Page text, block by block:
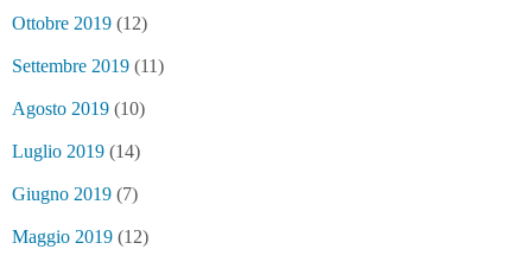
Ottobre 2019 (12)
Settembre 2019 (11)
Agosto 2019 (10)
Luglio 2019 (14)
Giugno 2019 (7)
Maggio 2019 (12)